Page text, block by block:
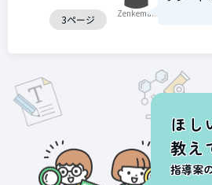
3ページ Zenkeman
ほし
教え
指導案